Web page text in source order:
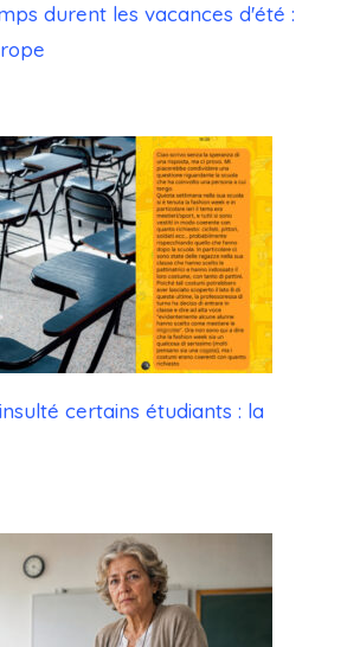
durent les vacances d'été :
certains étudiants : la